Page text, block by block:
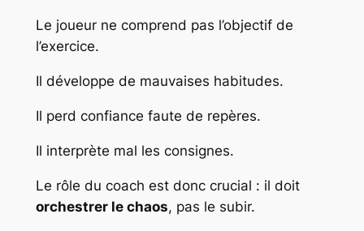
Le joueur ne comprend pas l’objectif de
l’exercice.
Il développe de mauvaises habitudes.
Il perd confiance faute de repères.
Il interprète mal les consignes.
Le rôle du coach est donc crucial : il doit
orchestrer le chaos, pas le subir.